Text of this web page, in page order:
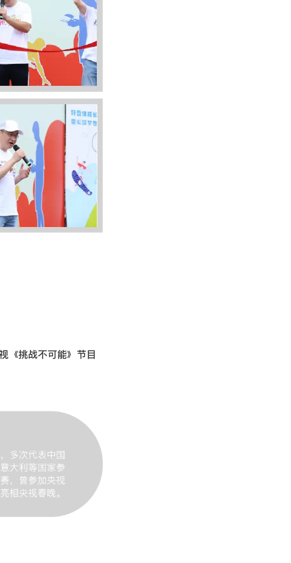
《挑战不可能》节目